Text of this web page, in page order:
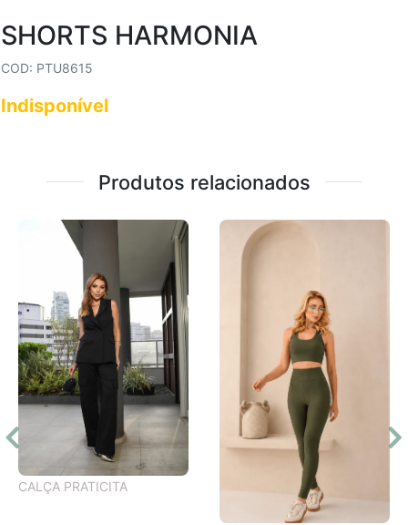
SHORTS HARMONIA
COD: PTU8615
Indisponível
Produtos relacionados
CALÇA PRATICITA